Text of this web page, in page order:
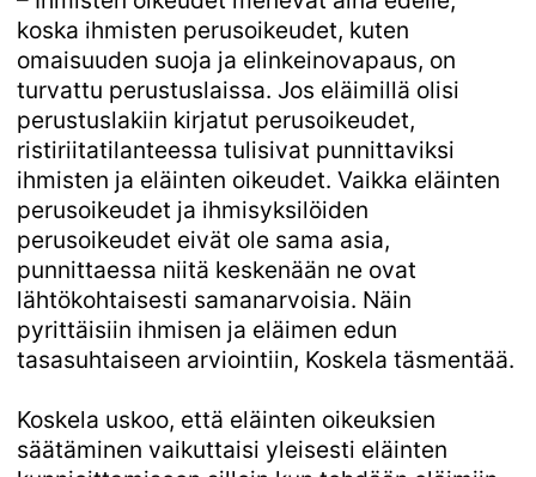
koska ihmisten perusoikeudet, kuten
omaisuuden suoja ja elinkeinovapaus, on
turvattu perustuslaissa. Jos eläimillä olisi
perustuslakiin kirjatut perusoikeudet,
ristiriitatilanteessa tulisivat punnittaviksi
ihmisten ja eläinten oikeudet. Vaikka eläinten
perusoikeudet ja ihmisyksilöiden
perusoikeudet eivät ole sama asia,
punnittaessa niitä keskenään ne ovat
lähtökohtaisesti samanarvoisia. Näin
pyrittäisiin ihmisen ja eläimen edun
tasasuhtaiseen arviointiin, Koskela täsmentää.
Koskela uskoo, että eläinten oikeuksien
säätäminen vaikuttaisi yleisesti eläinten